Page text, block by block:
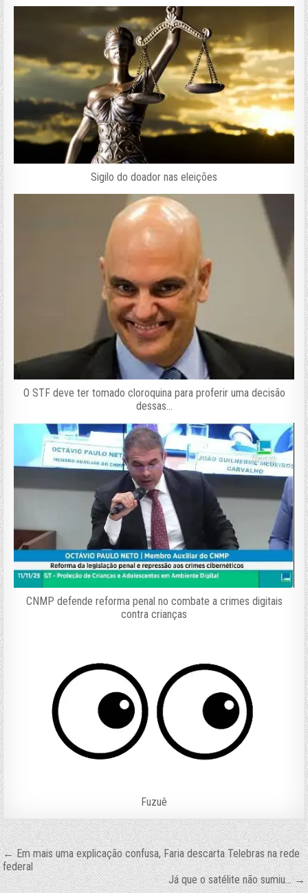
Sigilo do doador nas eleições
O STF deve ter tomado cloroquina para proferir uma decisão
dessas…
CNMP defende reforma penal no combate a crimes digitais
contra crianças
Fuzuê
Navegação
de
← Em mais uma explicação confusa, Faria descarta Telebras na rede
federal
Já que o satélite não sumiu… →